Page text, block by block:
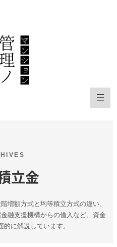
立金
増額方式と均等積立方式の違い、
融支援機構からの借入など、資金
に解説しています。